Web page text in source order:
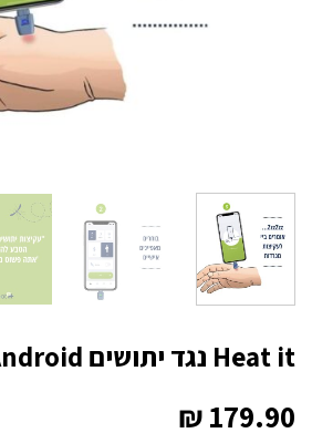
Heat it נגד יתושים Android
₪179.90